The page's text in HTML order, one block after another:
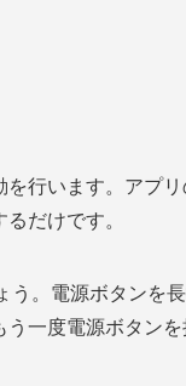
行います。アプ
だけです。
。電源ボタンを
一度電源ボタンを